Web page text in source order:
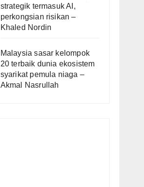
strategik termasuk AI,
perkongsian risikan –
Khaled Nordin
Malaysia sasar kelompok
20 terbaik dunia ekosistem
syarikat pemula niaga –
Akmal Nasrullah